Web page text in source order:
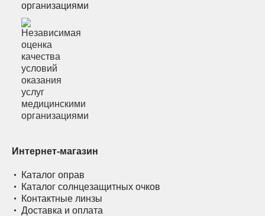
организациями
Интернет-магазин
Каталог оправ
Каталог солнцезащитных очков
Контактные линзы
Доставка и оплата